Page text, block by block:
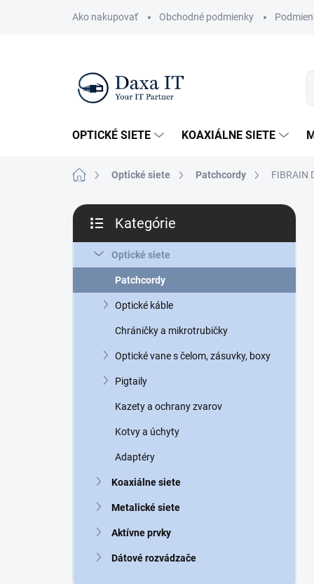
Ako nakupovať Obchodné podmienky
OPTICKÉ SIETE KOAXIÁLNE SIETE
DomovOptické siete Patchcordy FIBRAIN
B
č
ý
p
kategórie
Kategórie
Optické siete
Patchcordy
Optické káble
Chráničky a mikrotrubičky
Optické vane s čelom, zásuvky, boxy
Pigtaily
Kazety a ochrany zvarov
Kotvy a úchyty
Adaptéry
Koaxiálne siete
Metalické siete
Aktívne prvky
Dátové rozvádzače